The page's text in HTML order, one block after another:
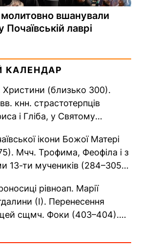
молитовно вшанували
лаврі
КАЛЕНДАР
(близько 300).
кнн. страстотерпців
і Гліба, у Святому
Полікарпа, архімандрита...
ікони Божої Матері
Мчч. Трофима, Феофіла і з
13-ти мучеників (284–305).
(близько 75)....
рівноап. Марії
(I). Перенесення
сщмч. Фоки (403–404).
Сщмч. Михаїла